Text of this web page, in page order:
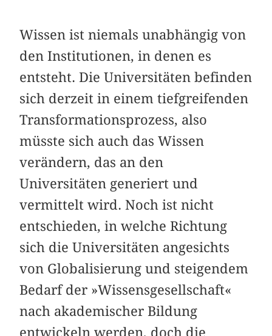
Wissen ist niemals unabhängig von
den Institutionen, in denen es
entsteht. Die Universitäten befinden
sich derzeit in einem tiefgreifenden
Transformationsprozess, also
müsste sich auch das Wissen
verändern, das an den
Universitäten generiert und
vermittelt wird. Noch ist nicht
entschieden, in welche Richtung
sich die Universitäten angesichts
von Globalisierung und steigendem
Bedarf der »Wissensgesellschaft«
nach akademischer Bildung
entwickeln werden, doch die